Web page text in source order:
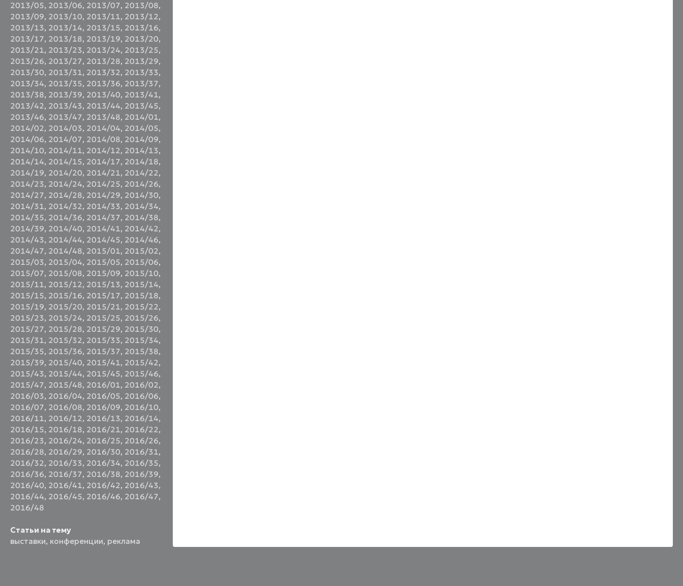
2013/05, 2013/06, 2013/07, 2013/08,
2013/09, 2013/10, 2013/11, 2013/12,
2013/13, 2013/14, 2013/15, 2013/16,
2013/17, 2013/18, 2013/19, 2013/20,
2013/21, 2013/23, 2013/24, 2013/25,
2013/26, 2013/27, 2013/28, 2013/29,
2013/30, 2013/31, 2013/32, 2013/33,
2013/34, 2013/35, 2013/36, 2013/37,
2013/38, 2013/39, 2013/40, 2013/41,
2013/42, 2013/43, 2013/44, 2013/45,
2013/46, 2013/47, 2013/48, 2014/01,
2014/02, 2014/03, 2014/04, 2014/05,
2014/06, 2014/07, 2014/08, 2014/09,
2014/10, 2014/11, 2014/12, 2014/13,
2014/14, 2014/15, 2014/17, 2014/18,
2014/19, 2014/20, 2014/21, 2014/22,
2014/23, 2014/24, 2014/25, 2014/26,
2014/27, 2014/28, 2014/29, 2014/30,
2014/31, 2014/32, 2014/33, 2014/34,
2014/35, 2014/36, 2014/37, 2014/38,
2014/39, 2014/40, 2014/41, 2014/42,
2014/43, 2014/44, 2014/45, 2014/46,
2014/47, 2014/48, 2015/01, 2015/02,
2015/03, 2015/04, 2015/05, 2015/06,
2015/07, 2015/08, 2015/09, 2015/10,
2015/11, 2015/12, 2015/13, 2015/14,
2015/15, 2015/16, 2015/17, 2015/18,
2015/19, 2015/20, 2015/21, 2015/22,
2015/23, 2015/24, 2015/25, 2015/26,
2015/27, 2015/28, 2015/29, 2015/30,
2015/31, 2015/32, 2015/33, 2015/34,
2015/35, 2015/36, 2015/37, 2015/38,
2015/39, 2015/40, 2015/41, 2015/42,
2015/43, 2015/44, 2015/45, 2015/46,
2015/47, 2015/48, 2016/01, 2016/02,
2016/03, 2016/04, 2016/05, 2016/06,
2016/07, 2016/08, 2016/09, 2016/10,
2016/11, 2016/12, 2016/13, 2016/14,
2016/15, 2016/18, 2016/21, 2016/22,
2016/23, 2016/24, 2016/25, 2016/26,
2016/28, 2016/29, 2016/30, 2016/31,
2016/32, 2016/33, 2016/34, 2016/35,
2016/36, 2016/37, 2016/38, 2016/39,
2016/40, 2016/41, 2016/42, 2016/43,
2016/44, 2016/45, 2016/46, 2016/47,
2016/48
Статьи на тему
выставки, конференции, реклама